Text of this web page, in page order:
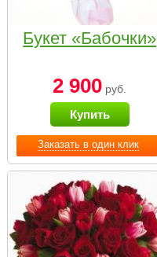
Заказать в один клик
Букет «Бабочки»
2 900 руб.
Купить